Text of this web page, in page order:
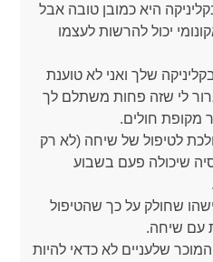
היא כמובן טובה אבל
יכול להרשות לעצמו
שלך ואני לא טוענת
לי שזה פחות משתלם לך
מקופת חולים.
לטיפול של שיחה (לא רק
שיכולה פעם בשבוע
שחולק על כך שהטיפול
עם שיחה.
המוכר שלעניים לא כדאי להיות